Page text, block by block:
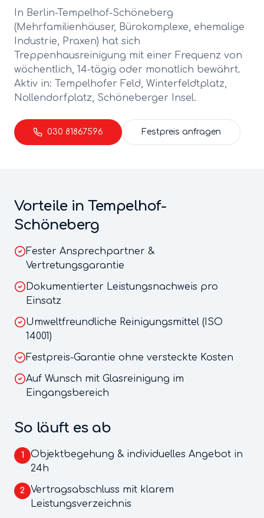
In Berlin-Tempelhof-Schöneberg
(Mehrfamilienhäuser, Bürokomplexe, ehemalige
Industrie, Praxen) hat sich
Treppenhausreinigung mit einer Frequenz von
wöchentlich, 14-tägig oder monatlich bewährt.
Aktiv in: Tempelhofer Feld, Winterfeldtplatz,
Nollendorfplatz, Schöneberger Insel.
030 81867596 Festpreis anfragen
Vorteile inTempelhof-
Schöneberg
Fester Ansprechpartner &
Vertretungsgarantie
Dokumentierter Leistungsnachweis pro
Einsatz
Umweltfreundliche Reinigungsmittel (ISO
14001)
Festpreis-Garantie ohne versteckte Kosten
Auf Wunsch mit Glasreinigung im
Eingangsbereich
So läuft es ab
1
Objektbegehung & individuelles Angebot in
24h
2
Vertragsabschluss mit klarem
Leistungsverzeichnis